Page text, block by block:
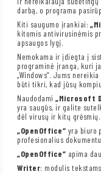
darbą, o programa
Kiti saugumo įrankiai:
kitomis antivirusinėmis
apsaugos lygį.
Nemokama ir įdiegta į
programinė įranga, kuri
„Windows“. Jums
būti tikri, kad jūsų
Naudodami„Microsoft
yra saugūs, ir galite
dėl virusų ir kitų grėsmių.
„OpenOffice“ yra biuro
profesionalius
„OpenOffice“ apima
Writer: modulis